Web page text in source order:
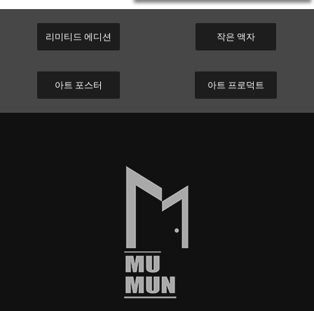
리미티드 에디션 작은 액자
아트 포스터 아트 프로덕트